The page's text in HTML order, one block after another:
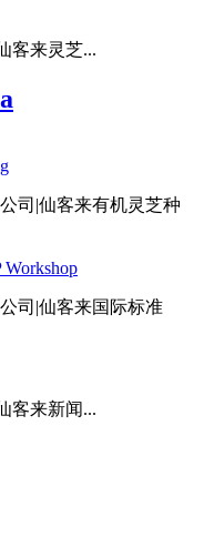
客来灵芝...
司|仙客来有机灵芝种
Workshop
司|仙客来国际标准
客来新闻...